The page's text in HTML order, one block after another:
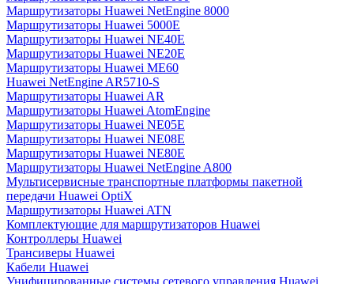
Маршрутизаторы Huawei NetEngine 8000
Маршрутизаторы Huawei 5000E
Маршрутизаторы Huawei NE40E
Маршрутизаторы Huawei NE20E
Маршрутизаторы Huawei ME60
Huawei NetEngine AR5710-S
Маршрутизаторы Huawei AR
Маршрутизаторы Huawei AtomEngine
Маршрутизаторы Huawei NE05E
Маршрутизаторы Huawei NE08E
Маршрутизаторы Huawei NE80E
Маршрутизаторы Huawei NetEngine A800
Мультисервисные транспортные платформы пакетной
передачи Huawei OptiX
Маршрутизаторы Huawei ATN
Комплектующие для маршрутизаторов Huawei
Контроллеры Huawei
Трансиверы Huawei
Кабели Huawei
Унифицированные системы сетевого управления Huawei